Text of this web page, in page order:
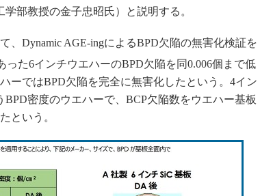
部教授の金子忠昭氏）と説明する。
Dynamic AGE-ingによるBPD欠陥の無害化検証を
った6インチウエハーのBPD欠陥を同0.006個まで低
ーではBPD欠陥を完全に無害化したという。4イン
密度のウエハーで、BCP欠陥数をウエハー基板
という。